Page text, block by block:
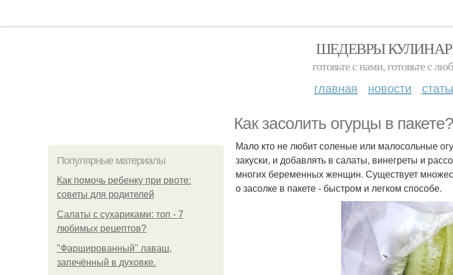
ШЕДЕВРЫ
готовьте с нами, готовьте с
главная новости
Как засолить огурцы в пакете?
Популярные материалы
Как помочь ребенку при рвоте:
советы для родителей
Салаты с сухариками: топ - 7
любимых рецептов?
"Фаршированный" лаваш,
запечённый в духовке.
Мало кто не любит соленые или малосольные
закуски, и добавлять в салаты, винегреты и
многих беременных женщин. Существует
о засолке в пакете - быстром и легком способе.